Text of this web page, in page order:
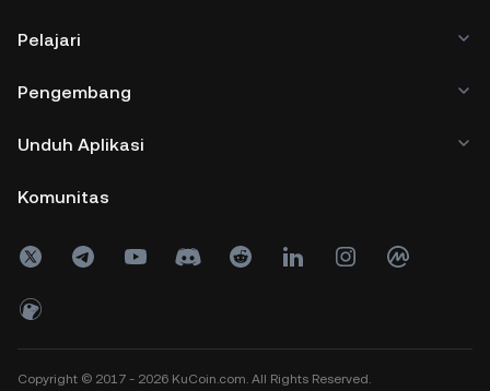
Pelajari
Pengembang
Unduh Aplikasi
Komunitas
Copyright © 2017 - 2026 KuCoin.com. All Rights Reserved.